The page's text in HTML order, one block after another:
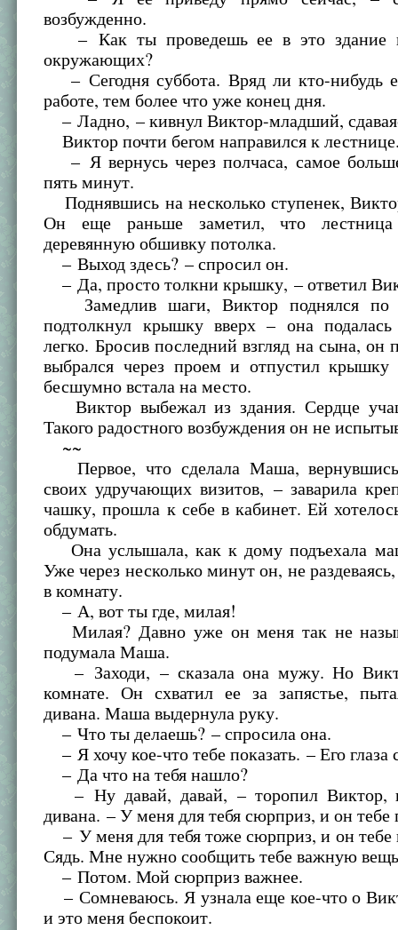
возбужденно.
– Как ты проведешь ее в это здание
окружающих?
– Сегодня суббота. Вряд ли кто-нибудь
работе, тем более что уже конец дня.
– Ладно, – кивнул Виктор-младший,
Виктор почти бегом направился к
– Я вернусь через полчаса, самое
пять минут.
Поднявшись на несколько ступенек,
Он еще раньше заметил, что
деревянную обшивку потолка.
– Выход здесь? – спросил он.
– Да, просто толкни крышку, – ответил
Замедлив шаги, Виктор поднялся по
подтолкнул крышку вверх – она
легко. Бросив последний взгляд на сына, он
выбрался через проем и отпустил крышку
бесшумно встала на место.
Виктор выбежал из здания. Сердце
Такого радостного возбуждения он не
~~
Первое, что сделала Маша,
своих удручающих визитов, – заварила
чашку, прошла к себе в кабинет. Ей
обдумать.
Она услышала, как к дому подъехала
Уже через несколько минут он, не
в комнату.
– А, вот ты где, милая!
Милая? Давно уже он меня так не
подумала Маша.
– Заходи, – сказала она мужу. Но
комнате. Он схватил ее за запястье,
дивана. Маша выдернула руку.
– Что ты делаешь? – спросила она.
– Я хочу кое-что тебе показать. – Его глаза
– Да что на тебя нашло?
– Ну давай, давай, – торопил Виктор,
дивана. – У меня для тебя сюрприз, и он тебе
– У меня для тебя тоже сюрприз, и он тебе
Сядь. Мне нужно сообщить тебе важную
– Потом. Мой сюрприз важнее.
– Сомневаюсь. Я узнала еще кое-что о
и это меня беспокоит.